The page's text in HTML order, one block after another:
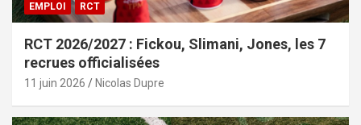
EMPLOI RCT
RCT 2026/2027 : Fickou, Slimani, Jones, les 7
recrues officialisées
11 juin 2026 Nicolas Dupre